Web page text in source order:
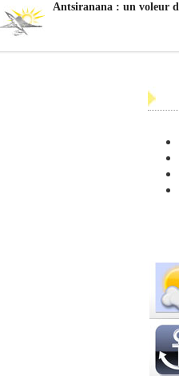
Antsiranana : un voleur